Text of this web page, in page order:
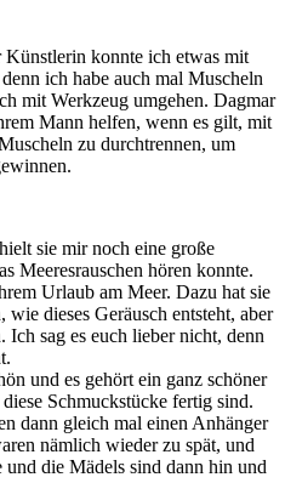
Künstlerin konnte ich etwas mit
ich habe auch mal Muscheln
mit Werkzeug umgehen. Dagmar
Mann helfen, wenn es gilt, mit
zu durchtrennen, um
sie mir noch eine große
Meeresrauschen hören konnte.
Urlaub am Meer. Dazu hat sie
dieses Geräusch entsteht, aber
Ich sag es euch lieber nicht, denn
und es gehört ein ganz schöner
Schmuckstücke fertig sind.
dann gleich mal einen Anhänger
nämlich wieder zu spät, und
die Mädels sind dann hin und